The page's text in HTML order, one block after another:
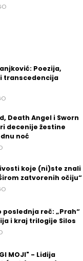
Poezija,
transcedencija
Death Angel i Sworn
decenije žestine
noć
koje (ni)ste znali
zatvorenih očiju“
poslednja reč: „Prah“
i kraj trilogije Silos
MOJI" - Lidija